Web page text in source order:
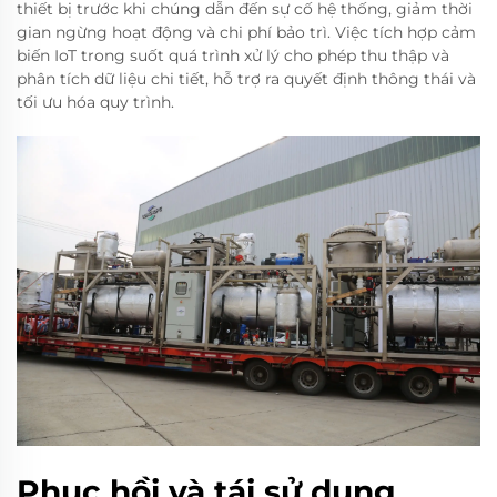
thiết bị trước khi chúng dẫn đến sự cố hệ thống, giảm thời
gian ngừng hoạt động và chi phí bảo trì. Việc tích hợp cảm
biến IoT trong suốt quá trình xử lý cho phép thu thập và
phân tích dữ liệu chi tiết, hỗ trợ ra quyết định thông thái và
tối ưu hóa quy trình.